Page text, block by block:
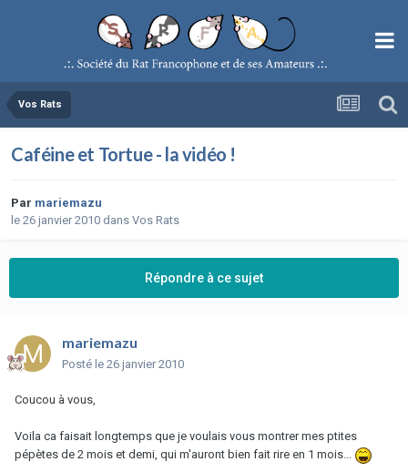
Vos Rats
Caféine et Tortue - la vidéo !
Par mariemazu
le 26 janvier 2010 dans Vos Rats
Répondre à ce sujet
mariemazu
Posté le 26 janvier 2010
Coucou à vous,
Voila ca faisait longtemps que je voulais vous montrer mes ptites
pépètes de 2 mois et demi, qui m'auront bien fait rire en 1 mois...